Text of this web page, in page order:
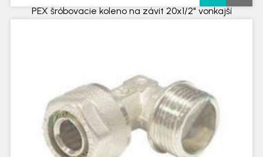
PEX šróbovacie koleno na závit 20x1/2" vonkajší